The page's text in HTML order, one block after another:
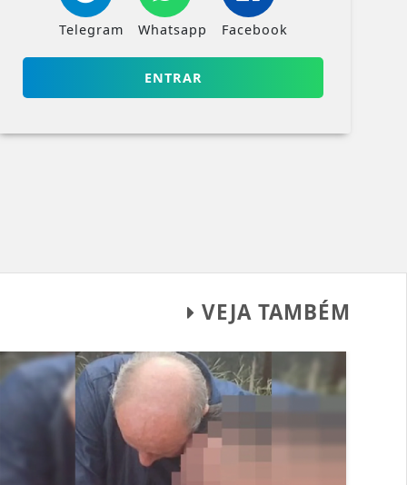
Telegram Whatsapp Facebook
ENTRAR
VEJA TAMBÉM